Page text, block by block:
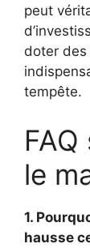
peut
doter
tempête.
le
1.
hausse